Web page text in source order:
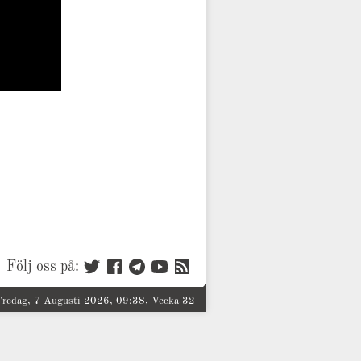
Följ oss på:
7 Augusti 2026, 09:38, Vecka 32